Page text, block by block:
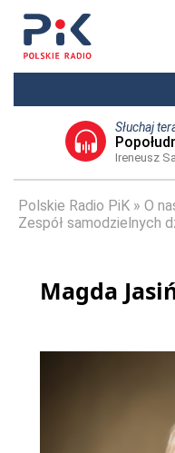
Słuchaj
Ireneusz
Polskie Radio PiK O
Zespół samodzielnych
Magda